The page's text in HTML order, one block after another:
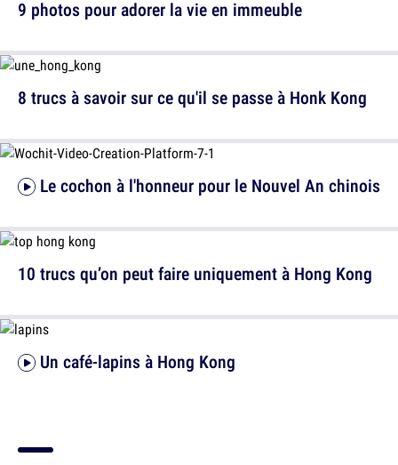
8 trucs à savoir sur ce qu'il se passe à Honk Kong
10 trucs qu’on peut faire uniquement à Hong Kong
9 photos pour adorer la vie en immeuble
Le cochon à l'honneur pour le Nouvel An chinois
Un café-lapins à Hong Kong